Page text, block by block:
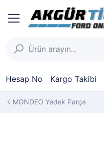
Hesap No Kargo Takibi
MONDEO Yedek Parça